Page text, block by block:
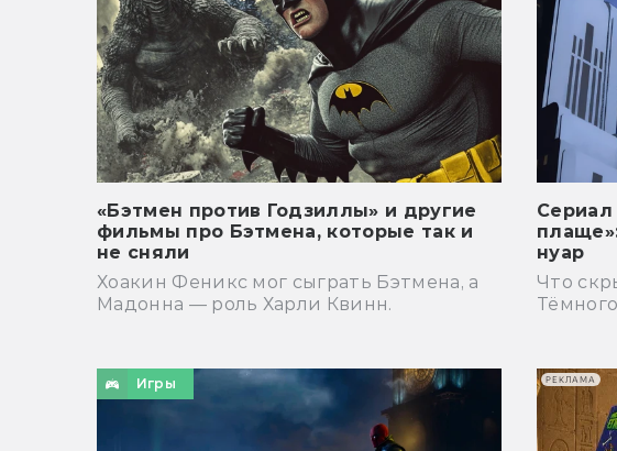
«Бэтмен против Годзиллы» и другие
фильмы про Бэтмена, которые так и
не сняли
Хоакин Феникс мог сыграть Бэтмена, а
Мадонна — роль Харли Квинн.
Сериал
нуар
Что
Игры РЕКЛАМА